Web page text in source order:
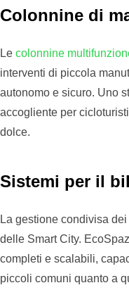
Colonnine di
Le colonnine
interventi di piccola
autonomo e sicuro. Uno
accogliente per
dolce.
Sistemi per il
La gestione condivisa
delle Smart City.
completi e scalabili,
piccoli comuni quanto a